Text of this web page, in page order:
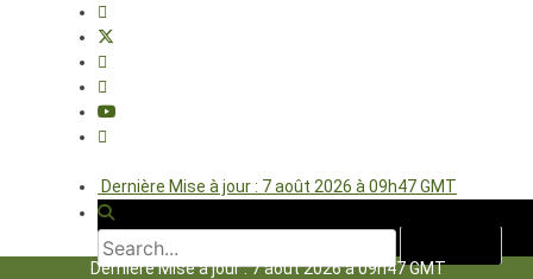
Dernière Mise à jour : 7 août 2026 à 09h47 GMT
Dernière Mise à jour : 7 août 2026 à 09h47 GMT